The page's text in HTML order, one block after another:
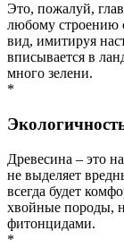
Это, пожалуй,
любому строению
вид, имитируя
вписывается в
много зелени.
*
Древесина – это
не выделяет
всегда будет
хвойные породы,
фитонцидами.
*